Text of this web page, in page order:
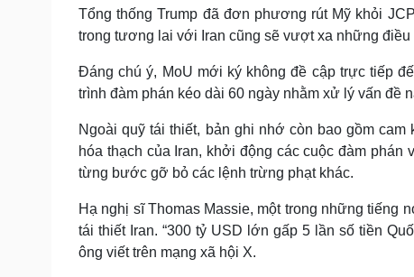
Tổng thống Trump đã đơn phương rút Mỹ khỏi
trong tương lai với Iran cũng sẽ vượt xa những điều
Đáng chú ý, MoU mới ký không đề cập trực tiếp
trình đàm phán kéo dài 60 ngày nhằm xử lý vấn đề
Ngoài quỹ tái thiết, bản ghi nhớ còn bao gồm
hóa thạch của Iran, khởi động các cuộc đàm phán
từng bước gỡ bỏ các lệnh trừng phạt khác.
Hạ nghị sĩ Thomas Massie, một trong những tiếng
tái thiết Iran. “300 tỷ USD lớn gấp 5 lần số tiền
ông viết trên mạng xã hội X.